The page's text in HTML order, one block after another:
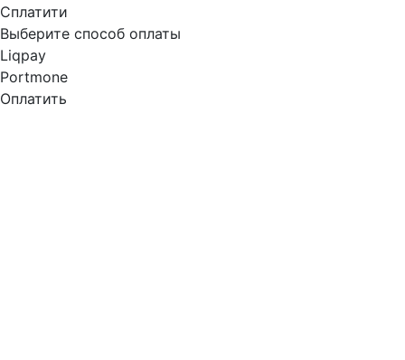
Сплатити
Выберите способ оплаты
Liqpay
Portmone
Оплатить